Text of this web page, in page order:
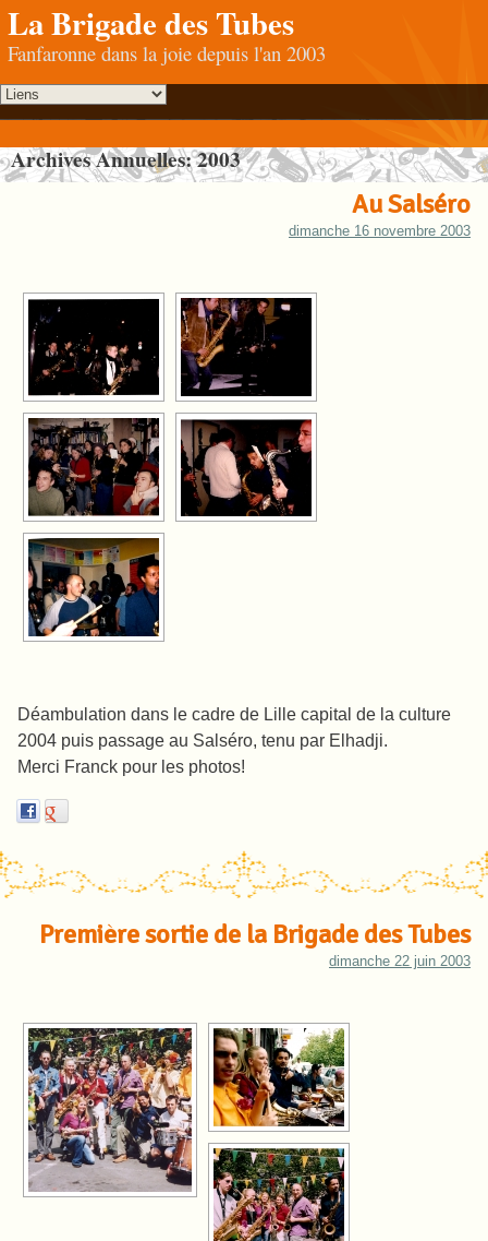
La Brigade des Tubes
Fanfaronne dans la joie depuis l'an 2003
Archives Annuelles:2003
Au Salséro
dimanche 16 novembre 2003
Déambulation dans le cadre de Lille capital de la culture
2004 puis passage au Salséro, tenu par Elhadji.
Merci Franck pour les photos!
Première sortie de la Brigade des Tubes
dimanche 22 juin 2003